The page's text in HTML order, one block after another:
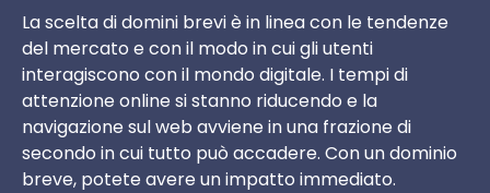
La scelta di domini brevi è in linea con le tendenze
del mercato e con il modo in cui gli utenti
interagiscono con il mondo digitale. I tempi di
attenzione online si stanno riducendo e la
navigazione sul web avviene in una frazione di
secondo in cui tutto può accadere. Con un dominio
breve, potete avere un impatto immediato.